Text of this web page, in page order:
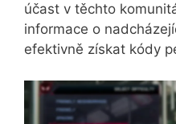
účast v těchto
informace o
efektivně získat kódy